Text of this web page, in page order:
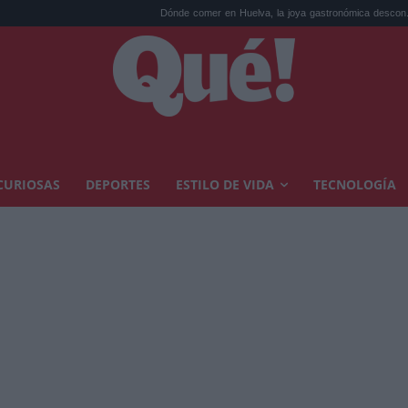
Dónde comer en Huelva, la joya gastronómica descon...
DEPORTES ESTILO DE VIDA TECNOLOGÍA